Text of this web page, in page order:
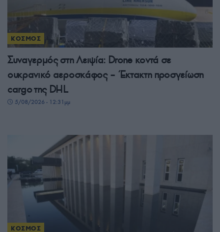
ΚΟΣΜΟΣ
Συναγερμός στη Λειψία: Drone κοντά σε
ουκρανικό αεροσκάφος – Έκτακτη προσγείωση
cargo της DHL
5/08/2026 - 12:31μμ
ΚΟΣΜΟΣ